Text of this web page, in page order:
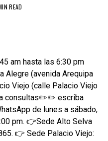
READ
am hasta las 6:30 pm
Alegre (avenida Arequipa
Viejo (calle Palacio Viejo
consultas✏️✏️ escriba
de lunes a sábado,
pm. 👉Sede Alto Selva
👉 Sede Palacio Viejo: